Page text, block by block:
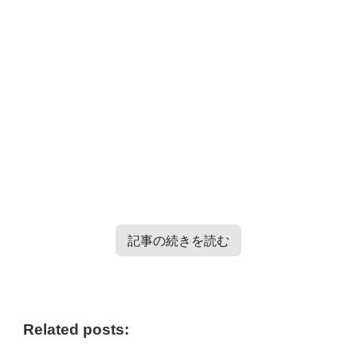
記事の続きを読む
組情報はこちらから＞＞
Related posts: